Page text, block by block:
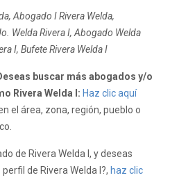
Abogado I Rivera Welda,
Welda Rivera I, Abogado Welda
I, Bufete Rivera Welda I
buscar más abogados y/o
Rivera Welda I: Haz clic aquí
el área, zona, región, pueblo o
de Rivera Welda I, y deseas
de Rivera Welda I?, haz clic